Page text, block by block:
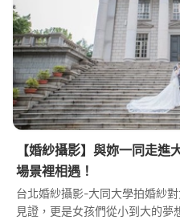
【婚紗攝影】與妳一同走
場景裡相遇！
台北婚紗攝影-大同大學拍婚紗
見證，更是女孩們從小到大的夢